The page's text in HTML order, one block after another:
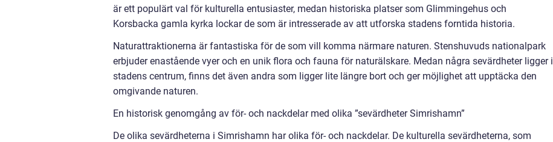
är ett populärt val för kulturella entusiaster, medan historiska platser som Glimmingehus och
Korsbacka gamla kyrka lockar de som är intresserade av att utforska stadens forntida historia.
Naturattraktionerna är fantastiska för de som vill komma närmare naturen. Stenshuvuds nationalpark
erbjuder enastående vyer och en unik flora och fauna för naturälskare. Medan några sevärdheter ligger i
stadens centrum, finns det även andra som ligger lite längre bort och ger möjlighet att upptäcka den
omgivande naturen.
En historisk genomgång av för- och nackdelar med olika ”sevärdheter Simrishamn”
De olika sevärdheterna i Simrishamn har olika för- och nackdelar. De kulturella sevärdheterna, som